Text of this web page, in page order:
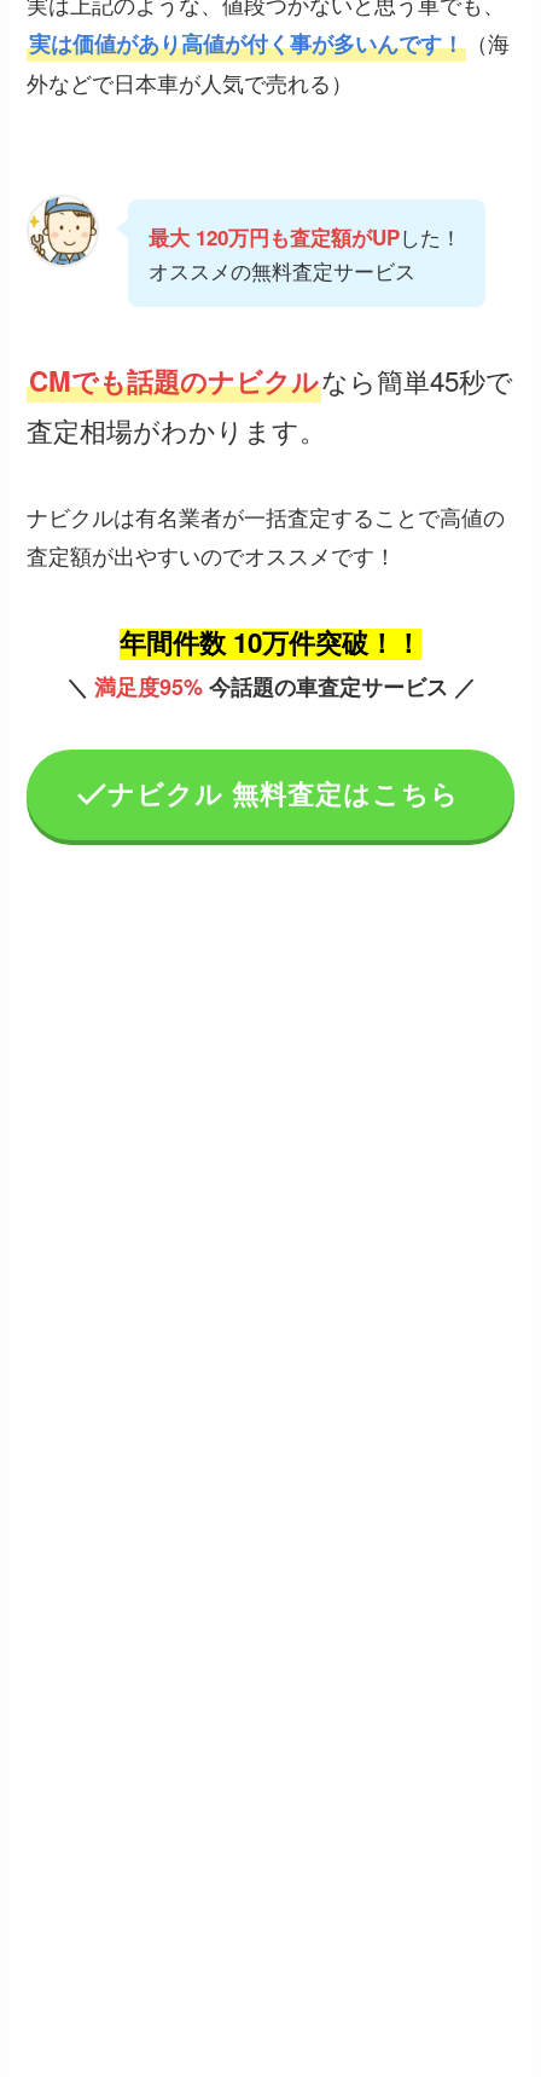
実は価値があり高値が付く事が多いんです！ （海
外などで日本車が人気で売れる）
最大 120万円も査定額がUPした！
オススメの無料査定サービス
CMでも話題のナビクルなら簡単45秒で
査定相場がわかります。
ナビクルは有名業者が一括査定することで高値の
査定額が出やすいのでオススメです！
年間件数 10万件突破！！
＼ 満足度95%今話題の車査定サービス ／
ナビクル 無料査定はこちら